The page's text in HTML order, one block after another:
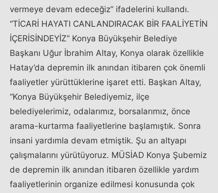
vermeye devam edeceğiz” ifadelerini kullandı.
“TİCARİ HAYATI CANLANDIRACAK BİR FAALİYETİN
İÇERİSİNDEYİZ” Konya Büyükşehir Belediye
Başkanı Uğur İbrahim Altay, Konya olarak özellikle
Hatay’da depremin ilk anından itibaren çok önemli
faaliyetler yürüttüklerine işaret etti. Başkan Altay,
“Konya Büyükşehir Belediyemiz, ilçe
belediyelerimiz, odalarımız, borsalarımız, önce
arama-kurtarma faaliyetlerine başlamıştık. Sonra
insani yardımla devam etmiştik. Şu an altyapı
çalışmalarını yürütüyoruz. MÜSİAD Konya Şubemiz
de depremin ilk anından itibaren özellikle yardım
faaliyetlerinin organize edilmesi konusunda çok